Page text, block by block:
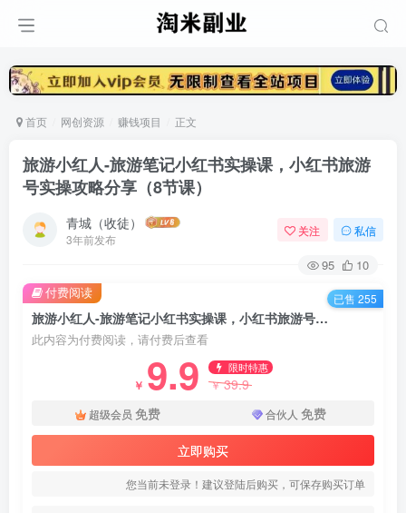
首页 网创资源 赚钱项目 正文
旅游小红人-旅游笔记小红书实操课，小红书旅游
号实操攻略分享（8节课）
青城（收徒）
3年前发布
关注 私信
95 10
旅游小红人-旅游笔记小红书实操课，小红书旅游号实操攻略分享（8节课）
此内容为付费阅读，请付费后查看
￥ 9.9 限时特惠
￥39.9
超级会员 免费 合伙人 免费
立即购买
您当前未登录！建议登陆后购买，可保存购买订单
付费阅读 已售 255